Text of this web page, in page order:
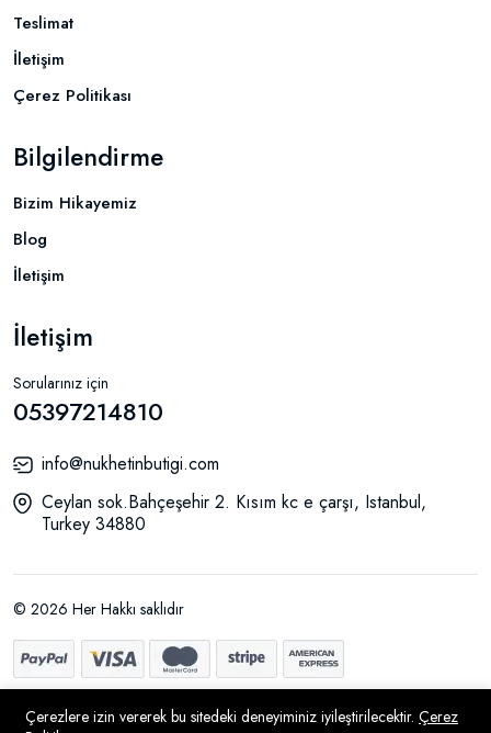
Teslimat
İletişim
Çerez Politikası
Bilgilendirme
Bizim Hikayemiz
Blog
İletişim
İletişim
Sorularınız için
05397214810
info@nukhetinbutigi.com
Ceylan sok.Bahçeşehir 2. Kısım kc e çarşı, Istanbul,
Turkey 34880
© 2026 Her Hakkı saklıdır
Çerezlere izin vererek bu sitedeki deneyiminiz iyileştirilecektir. Çerez